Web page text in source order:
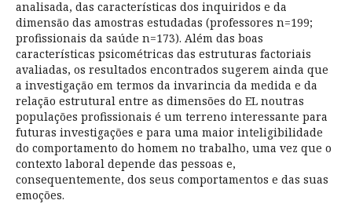
analisada, das características dos inquiridos e da
dimensão das amostras estudadas (professores n=199;
profissionais da saúde n=173). Além das boas
características psicométricas das estruturas factoriais
avaliadas, os resultados encontrados sugerem ainda que
a investigação em termos da invarincia da medida e da
relação estrutural entre as dimensões do EL noutras
populações profissionais é um terreno interessante para
futuras investigações e para uma maior inteligibilidade
do comportamento do homem no trabalho, uma vez que o
contexto laboral depende das pessoas e,
consequentemente, dos seus comportamentos e das suas
emoções.